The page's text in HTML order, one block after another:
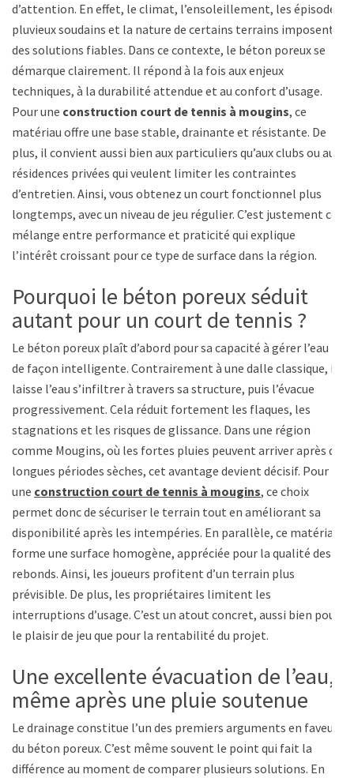
d’attention. En effet, le climat, l’ensoleillement, les épisodes
pluvieux soudains et la nature de certains terrains imposent
des solutions fiables. Dans ce contexte, le béton poreux se
démarque clairement. Il répond à la fois aux enjeux
techniques, à la durabilité attendue et au confort d’usage.
Pour une construction court de tennis à mougins, ce
matériau offre une base stable, drainante et résistante. De
plus, il convient aussi bien aux particuliers qu’aux clubs ou aux
résidences privées qui veulent limiter les contraintes
d’entretien. Ainsi, vous obtenez un court fonctionnel plus
longtemps, avec un niveau de jeu régulier. C’est justement ce
mélange entre performance et praticité qui explique
l’intérêt croissant pour ce type de surface dans la région.
Pourquoi le béton poreux séduit
autant pour un court de tennis ?
Le béton poreux plaît d’abord pour sa capacité à gérer l’eau
de façon intelligente. Contrairement à une dalle classique, il
laisse l’eau s’infiltrer à travers sa structure, puis l’évacue
progressivement. Cela réduit fortement les flaques, les
stagnations et les risques de glissance. Dans une région
comme Mougins, où les fortes pluies peuvent arriver après de
longues périodes sèches, cet avantage devient décisif. Pour
une construction court de tennis à mougins, ce choix
permet donc de sécuriser le terrain tout en améliorant sa
disponibilité après les intempéries. En parallèle, ce matériau
forme une surface homogène, appréciée pour la qualité des
rebonds. Ainsi, les joueurs profitent d’un terrain plus
prévisible. De plus, les propriétaires limitent les
interruptions d’usage. C’est un atout concret, aussi bien pour
le plaisir de jeu que pour la rentabilité du projet.
Une excellente évacuation de l’eau,
même après une pluie soutenue
Le drainage constitue l’un des premiers arguments en faveur
du béton poreux. C’est même souvent le point qui fait la
différence au moment de comparer plusieurs solutions. En